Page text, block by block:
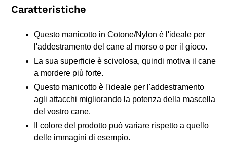
Caratteristiche
Questo manicotto in Cotone/Nylon è l'ideale per
l'addestramento del cane al morso o per il gioco.
La sua superficie è scivolosa, quindi motiva il cane
a mordere più forte.
Questo manicotto è l'ideale per l'addestramento
agli attacchi migliorando la potenza della mascella
del vostro cane.
Il colore del prodotto può variare rispetto a quello
delle immagini di esempio.